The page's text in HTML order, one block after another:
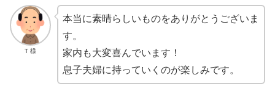
T 様
本当に素晴らしいものをありがとうございま
す。
家内も大変喜んでいます！
息子夫婦に持っていくのが楽しみです。